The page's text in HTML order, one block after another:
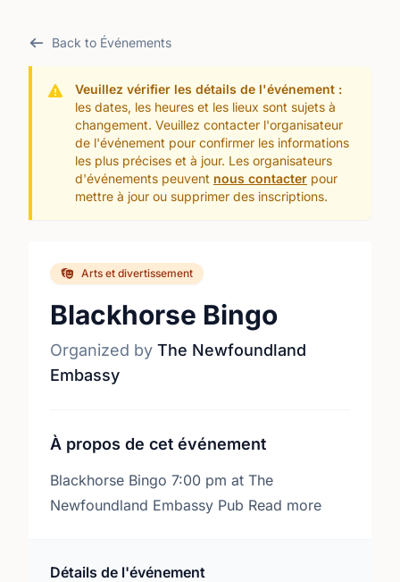
Back to Événements
Veuillez vérifier les détails de l'événement :
les dates, les heures et les lieux sont sujets à
changement. Veuillez contacter l'organisateur
de l'événement pour confirmer les informations
les plus précises et à jour. Les organisateurs
d'événements peuvent nous contacter pour
mettre à jour ou supprimer des inscriptions.
Arts et divertissement
Blackhorse Bingo
Organized by The Newfoundland
Embassy
À propos de cet événement
Blackhorse Bingo 7:00 pm at The
Newfoundland Embassy Pub Read more
Détails de l'événement